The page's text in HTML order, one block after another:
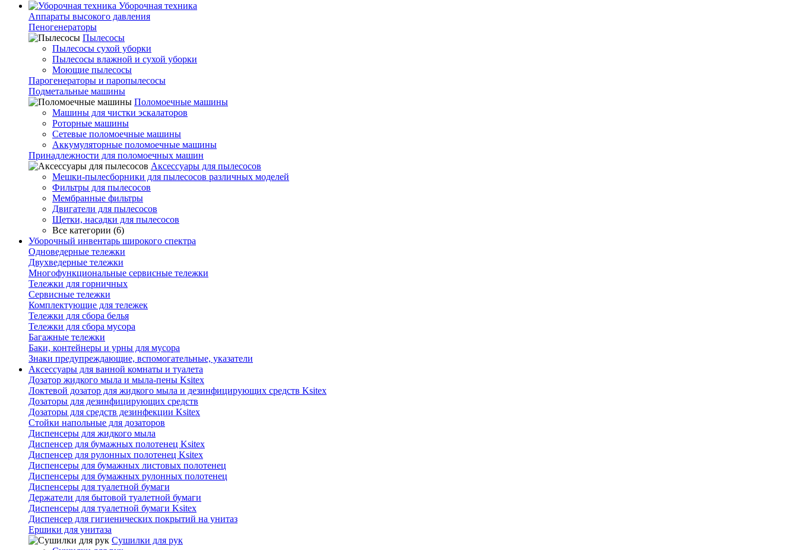
Уборочная техника
Аппараты высокого давления
Пеногенераторы
Пылесосы
Пылесосы сухой уборки
Пылесосы влажной и сухой уборки
Моющие пылесосы
Парогенераторы и паропылесосы
Подметальные машины
Поломоечные машины
Машины для чистки эскалаторов
Роторные машины
Сетевые поломоечные машины
Аккумуляторные поломоечные машины
Принадлежности для поломоечных машин
Аксессуары для пылесосов
Мешки-пылесборники для пылесосов различных моделей
Фильтры для пылесосов
Мембранные фильтры
Двигатели для пылесосов
Щетки, насадки для пылесосов
Все категории (6)
Уборочный инвентарь широкого спектра
Одноведерные тележки
Двухведерные тележки
Многофункциональные сервисные тележки
Тележки для горничных
Сервисные тележки
Комплектующие для тележек
Тележки для сбора белья
Тележки для сбора мусора
Багажные тележки
Баки, контейнеры и урны для мусора
Знаки предупреждающие, вспомогательные, указатели
Аксессуары для ванной комнаты и туалета
Дозатор жидкого мыла и мыла-пены Ksitex
Локтевой дозатор для жидкого мыла и дезинфицирующих средств Ksitex
Дозаторы для дезинфицирующих средств
Дозаторы для средств дезинфекции Ksitex
Стойки напольные для дозаторов
Диспенсеры для жидкого мыла
Диспенсер для бумажных полотенец Ksitex
Диспенсер для рулонных полотенец Ksitex
Диспенсеры для бумажных листовых полотенец
Диспенсеры для бумажных рулонных полотенец
Диспенсеры для туалетной бумаги
Держатели для бытовой туалетной бумаги
Диспенсеры для туалетной бумаги Ksitex
Диспенсер для гигиенических покрытий на унитаз
Ершики для унитаза
Сушилки для рук